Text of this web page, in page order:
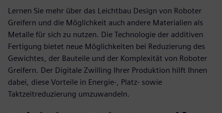
Lernen Sie mehr über das Leichtbau Design von Roboter
Greifern und die Möglichkeit auch andere Materialien als
Metalle für sich zu nutzen. Die Technologie der additiven
Fertigung bietet neue Möglichkeiten bei Reduzierung des
Gewichtes, der Bauteile und der Komplexität von Roboter
Greifern. Der Digitale Zwilling Ihrer Produktion hilft Ihnen
dabei, diese Vorteile in Energie-, Platz- sowie
Taktzeitreduzierung umzuwandeln.